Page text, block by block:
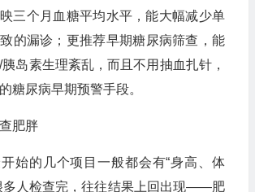
三个月血糖平均水平，能大幅减少单
的漏诊；更推荐早期糖尿病筛查，能
岛素生理紊乱，而且不用抽血扎针，
糖尿病早期预警手段。
肥胖
始的几个项目一般都会有“身高、体
多人检查完，往往结果上回出现——肥